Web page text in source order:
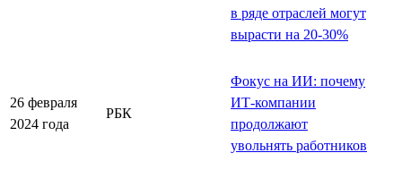
в ряде отраслей могут
вырасти на 20-30%
26 февраля
2024 года
РБК
Фокус на ИИ: почему
ИТ-компании
продолжают
увольнять работников